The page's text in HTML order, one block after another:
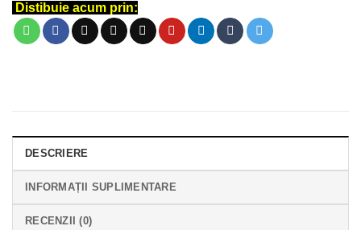
Distibuie acum prin:
DESCRIERE
INFORMAȚII SUPLIMENTARE
RECENZII (0)